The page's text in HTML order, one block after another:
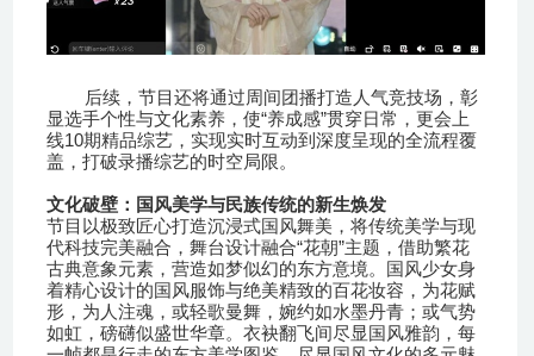
后续，节目还将通过周间团播打造人气竞技场，彰
显选手个性与文化素养，使“养成感”贯穿日常，更会上
线10期精品综艺，实现实时互动到深度呈现的全流程覆
盖，打破录播综艺的时空局限。
文化破壁：国风美学与民族传统的新生焕发
节目以极致匠心打造沉浸式国风舞美，将传统美学与现
代科技完美融合，舞台设计融合“花朝”主题，借助繁花
古典意象元素，营造如梦似幻的东方意境。国风少女身
着精心设计的国风服饰与绝美精致的百花妆容，为花赋
形，为人注魂，或轻歌曼舞，婉约如水墨丹青；或气势
如虹，磅礴似盛世华章。衣袂翻飞间尽显国风雅韵，每